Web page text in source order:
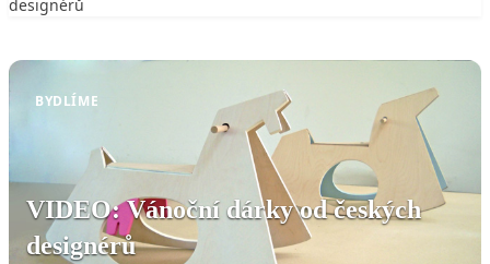
designérů
BYDLÍME
VIDEO: Vánoční dárky od českých
designérů